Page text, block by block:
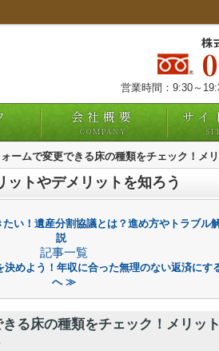
株
営業時間：9:30～
会社概要
COMPANY
サイ
ォームで変更できる床の種類をチェック！メ
ットやデメリットを知ろう
い！遺産分割協議とは？進め方やトラブル
説
記事一覧
めよう！年収に合った無理のない返済にす
へ ≫
きる床の種類をチェック！メリッ